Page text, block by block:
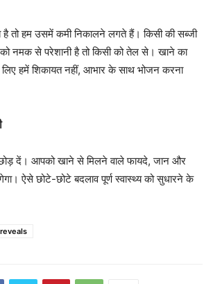
तो हम उसमें कमी निकालने लगते हैं। किसी की सब्जी
को नमक से परेशानी है तो किसी को तेल से। खाने का
हमें शिकायत नहीं, आभार के साथ भोजन करना
दें। आपको खाने से मिलने वाले फायदे, जान और
ऐसे छोटे-छोटे बदलाव पूर्ण स्वास्थ्य को सुधारने के